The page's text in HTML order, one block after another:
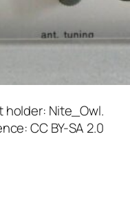
Nite_Owl.
CC BY-SA 2.0